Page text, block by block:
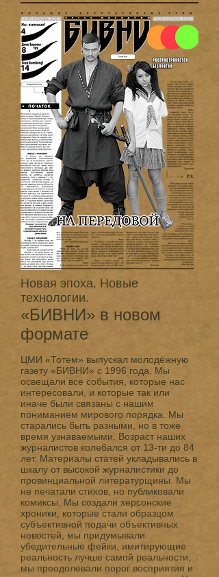
Новая эпоха. Новые
технологии.
«БИВНИ» в новом
формате
ЦМИ «Тотем» выпускал молодёжную
газету «БИВНИ» с 1996 года. Мы
освещали все события, которые нас
интересовали, и которые так или
иначе были связаны с нашим
пониманием мирового порядка. Мы
старались быть разными, но в тоже
время узнаваемыми. Возраст наших
журналистов колебался от 13-ти до 84
лет. Материалы статей укладывались в
шкалу от высокой журналистики до
провинциальной литературщины. Мы
не печатали стихов, но публиковали
комиксы. Мы создали херсонские
хроники, которые стали образцом
субъективной подачи объективных
новостей, мы придумывали
убедительные фейки, имитирующие
реальность лучше самой реальности,
мы преодолевали порог восприятия и